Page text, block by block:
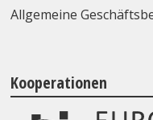
Allgemeine
Kooperationen